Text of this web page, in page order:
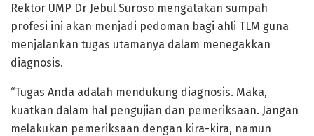
Rektor UMP Dr Jebul Suroso mengatakan sumpah
profesi ini akan menjadi pedoman bagi ahli TLM guna
menjalankan tugas utamanya dalam menegakkan
diagnosis.
“Tugas Anda adalah mendukung diagnosis. Maka,
kuatkan dalam hal pengujian dan pemeriksaan. Jangan
melakukan pemeriksaan dengan kira-kira, namun